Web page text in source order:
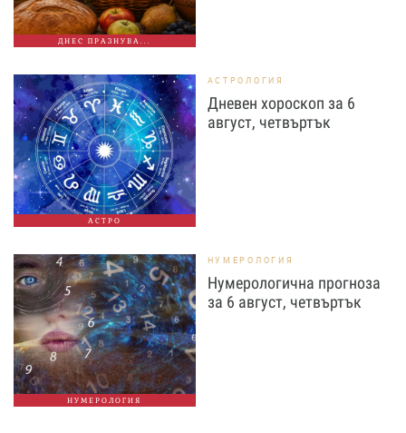
ДНЕС ПРАЗНУВА...
АСТРО
АСТРОЛОГИЯ
Дневен хороскоп за 6
август, четвъртък
НУМЕРОЛОГИЯ
НУМЕРОЛОГИЯ
Нумерологична прогноза
за 6 август, четвъртък